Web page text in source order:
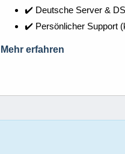
✔️ Deutsche Server &
✔️ Persönlicher Support
Mehr erfahren